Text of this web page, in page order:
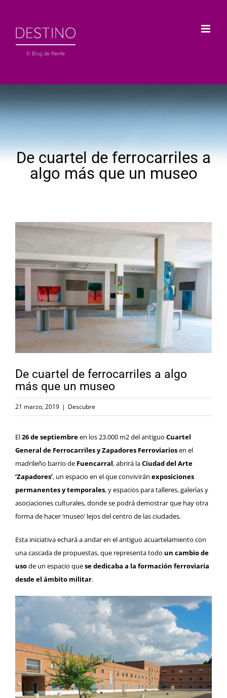
contenido
De cuartel de ferrocarriles a
algo más que un museo
Ver
más
grande
De cuartel de ferrocarriles a algo
más que un museo
21 marzo, 2019 | Descubre
El26 de septiembreen los 23.000 m2 del antiguo Cuartel
General de Ferrocarriles y Zapadores Ferroviariosen el
madrileño barrio de Fuencarral, abrirá laCiudad del Arte
‘Zapadores’, un espacio en el que convivirán exposiciones
permanentes y temporales, y espacios para talleres, galerías y
asociaciones culturales, donde se podrá demostrar que hay otra
forma de hacer ‘museo’ lejos del centro de las ciudades.
Esta iniciativa echará a andar en el antiguo acuartelamiento con
una cascada de propuestas, que representa todo un cambio de
usode un espacio quese dedicaba a la formación ferroviaria
desde el ámbito militar.